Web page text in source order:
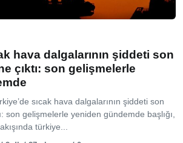
hava dalgalarının şiddeti son
çıktı: son gelişmelerle
sıcak hava dalgalarının şiddeti son
son gelişmelerle yeniden gündemde başlığı,
türkiye...